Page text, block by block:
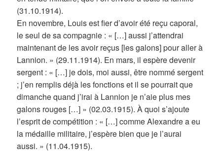
(31.10.1914).
En novembre, Louis est fier d’avoir été reçu caporal,
le seul de sa compagnie : « […] aussi j’attendrai
maintenant de les avoir reçus [les galons] pour aller à
Lannion. » (29.11.1914). En mars, il espère devenir
sergent : « […] je dois, moi aussi, être nommé sergent
; j’en remplis déjà les fonctions et il se pourrait que
dimanche quand j’irai à Lannion je n’aie plus mes
galons rouges […] » (02.03.1915). À quoi s’ajoute
l’esprit de compétition : « […] comme Alexandre a eu
la médaille militaire, j’espère bien que je l’aurai
aussi. » (11.04.1915).